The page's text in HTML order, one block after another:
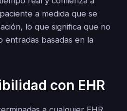
a medida que se
lo que significa que no
entradas basadas en la
con EHR